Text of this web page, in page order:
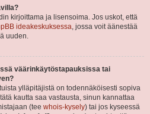
kirjoittama ja lisensoima. Jos uskot, että
ideakeskuksessa, jossa voit äänestää
uuden.
väärinkäytöstapauksissa tai
ylläpitäjistä on todennäköisesti sopiva
kautta saa vastausta, sinun kannattaa
(tee whois-kysely) tai jos kyseessä